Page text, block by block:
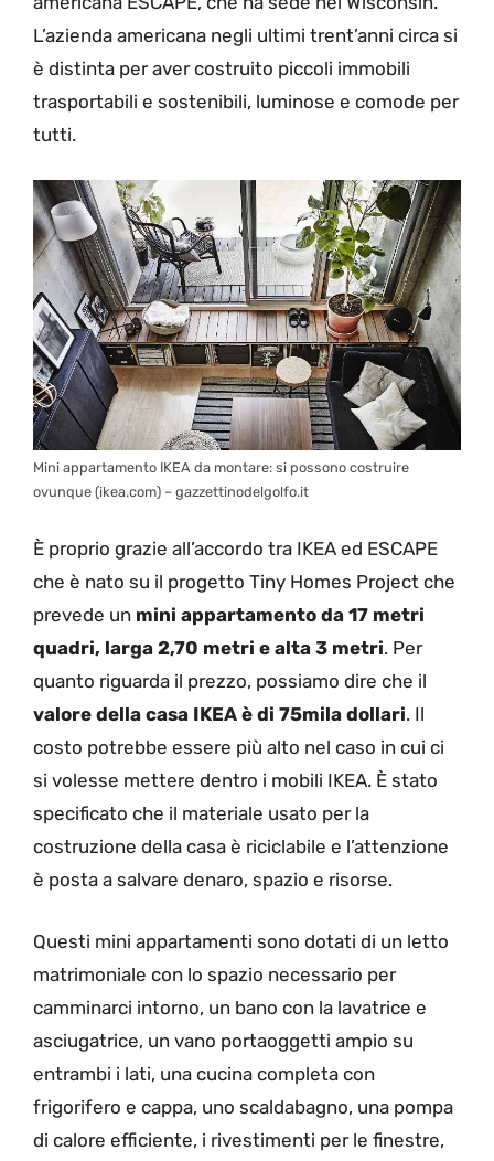
L’azienda americana negli ultimi trent’anni circa si
è distinta per aver costruito piccoli immobili
trasportabili e sostenibili, luminose e comode per
tutti.
Mini appartamento IKEA da montare: si possono costruire
ovunque (ikea.com) – gazzettinodelgolfo.it
È proprio grazie all’accordo tra IKEA ed ESCAPE
che è nato su il progetto Tiny Homes Project che
prevede un mini appartamento da 17 metri
quadri, larga 2,70 metri e alta 3 metri. Per
quanto riguarda il prezzo, possiamo dire che il
valore della casa IKEA è di 75mila dollari. Il
costo potrebbe essere più alto nel caso in cui ci
si volesse mettere dentro i mobili IKEA. È stato
specificato che il materiale usato per la
costruzione della casa è riciclabile e l’attenzione
è posta a salvare denaro, spazio e risorse.
Questi mini appartamenti sono dotati di un letto
matrimoniale con lo spazio necessario per
camminarci intorno, un bano con la lavatrice e
asciugatrice, un vano portaoggetti ampio su
entrambi i lati, una cucina completa con
frigorifero e cappa, uno scaldabagno, una pompa
di calore efficiente, i rivestimenti per le finestre,